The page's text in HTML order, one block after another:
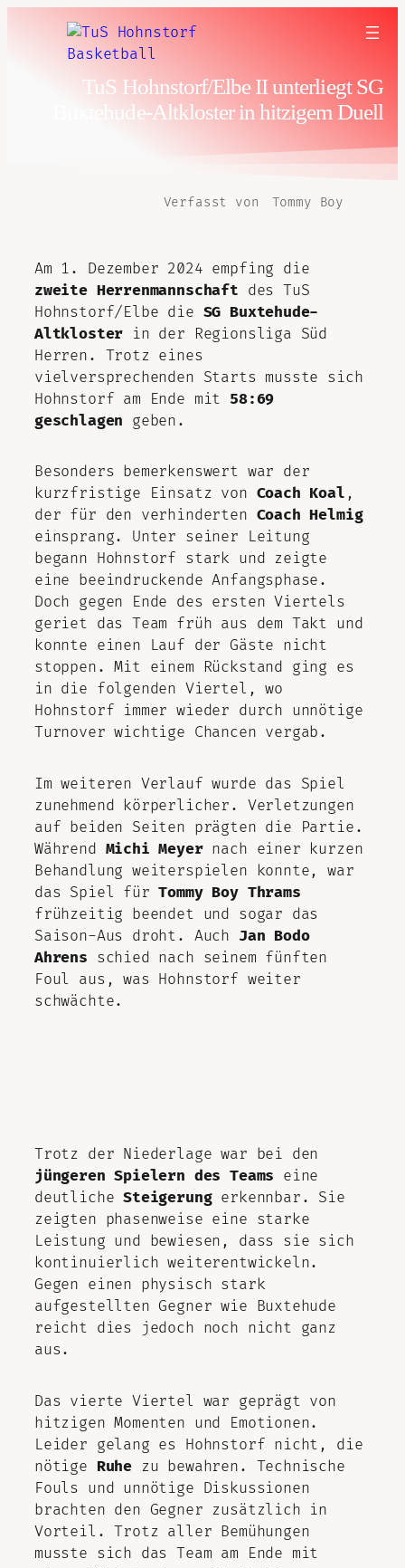
TuS Hohnstorf/Elbe II unterliegt SG
Buxtehude-Altkloster in hitzigem Duell
Verfasst von Tommy Boy
Am 1. Dezember 2024 empfing die
zweite Herrenmannschaft des TuS
Hohnstorf/Elbe die SG Buxtehude-
Altkloster in der Regionsliga Süd
Herren. Trotz eines
vielversprechenden Starts musste sich
Hohnstorf am Ende mit58:69
geschlagen geben.
Besonders bemerkenswert war der
kurzfristige Einsatz von Coach Koal ,
der für den verhinderten Coach Helmig
einsprang. Unter seiner Leitung
begann Hohnstorf stark und zeigte
eine beeindruckende Anfangsphase.
Doch gegen Ende des ersten Viertels
geriet das Team früh aus dem Takt und
konnte einen Lauf der Gäste nicht
stoppen. Mit einem Rückstand ging es
in die folgenden Viertel, wo
Hohnstorf immer wieder durch unnötige
Turnover wichtige Chancen vergab.
Im weiteren Verlauf wurde das Spiel
zunehmend körperlicher. Verletzungen
auf beiden Seiten prägten die Partie.
Während Michi Meyernach einer kurzen
Behandlung weiterspielen konnte, war
das Spiel fürTommy Boy Thrams
frühzeitig beendet und sogar das
Saison-Aus droht. Auch Jan Bodo
Ahrens schied nach seinem fünften
Foul aus, was Hohnstorf weiter
schwächte.
Trotz der Niederlage war bei den
jüngeren Spielern des Teams eine
deutlicheSteigerung erkennbar. Sie
zeigten phasenweise eine starke
Leistung und bewiesen, dass sie sich
kontinuierlich weiterentwickeln.
Gegen einen physisch stark
aufgestellten Gegner wie Buxtehude
reicht dies jedoch noch nicht ganz
aus.
Das vierte Viertel war geprägt von
hitzigen Momenten und Emotionen.
Leider gelang es Hohnstorf nicht, die
nötige Ruhe zu bewahren. Technische
Fouls und unnötige Diskussionen
brachten den Gegner zusätzlich in
Vorteil. Trotz aller Bemühungen
musste sich das Team am Ende mit